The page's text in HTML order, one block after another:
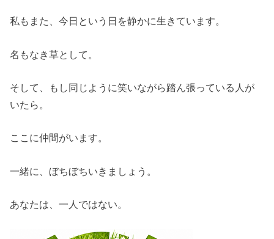
私もまた、今日という日を静かに生きています。
名もなき草として。
そして、もし同じように笑いながら踏ん張っている人が
いたら。
ここに仲間がいます。
一緒に、ぼちぼちいきましょう。
あなたは、一人ではない。